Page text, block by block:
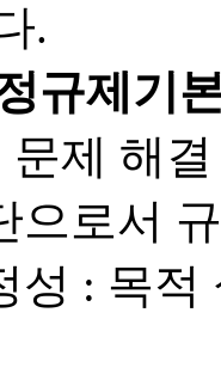
.
규제기
문제 해
으로서
성 : 목